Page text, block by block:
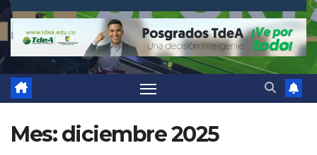
Mes:diciembre 2025